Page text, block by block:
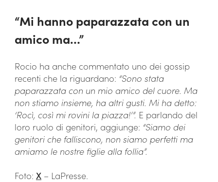
“Mi hanno paparazzata con un
amico ma…”
Rocio ha anche commentato uno dei gossip
recenti che la riguardano: “Sono stata
paparazzata con un mio amico del cuore. Ma
non stiamo insieme, ha altri gusti. Mi ha detto:
‘Rocì, così mi rovini la piazza!’”. E parlando del
loro ruolo di genitori, aggiunge: “Siamo dei
genitori che falliscono, non siamo perfetti ma
amiamo le nostre figlie alla follia”.
Foto: X – LaPresse.